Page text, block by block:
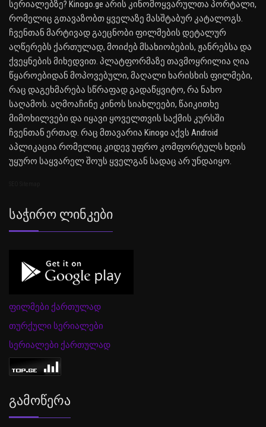
სერიალებზე? Kinogo.ge არის კინომოყვარულთა პორტალი,
რომელიც გთავაზობთ ყველაზე მასშტაბურ კატალოგს.
ჩვენთან მარტივად გაეცნობი ფილმების დეტალურ
აღწერებს ქართულად, მოიძებ მსახიობების, ჟანრებსა და
ქვეყნების მიხედვით. პლატფორმაზე თავმოყრილია ღია
წყაროებიდან მოპოვებული, მაღალი ხარისხის ფილმები,
რაც დაგეხმარება სწრაფად გადაწყვიტო, რა ნახო
საღამოს. აღმოაჩინე კინოს სიახლეები, წაიკითხე
მიმოხილვები და იყავი ყოველთვის საქმის კურსში
ჩვენთან ერთად. რაც მთავარია Kinogo აქვს Android
აპლიკაცია რომელიც კიდევ უფრო კომფორტულს ხდის
უყურო საყვარელ შოუს ყველგან სადაც არ უნდაიყო.
Საჭირო Ლინკები
ფილმები ქართულად
თურქული სერიალები
სერიალები ქართულად
Გამოწერა